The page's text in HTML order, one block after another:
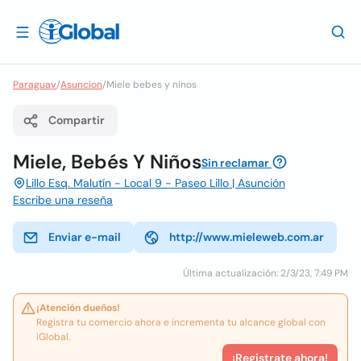
Paraguay/Asuncion/Miele bebes y ninos
Compartir
Miele, Bebés Y NiñosSin reclamar
Lillo Esq. Malutín - Local 9 - Paseo Lillo | Asunción
Escribe una reseña
Enviar e-mail http://www.mieleweb.com.ar
Última actualización: 2/3/23, 7:49 PM
¡Atención dueños!
Registra tu comercio ahora e incrementa tu alcance global con
iGlobal.
¡Registrate ahora!